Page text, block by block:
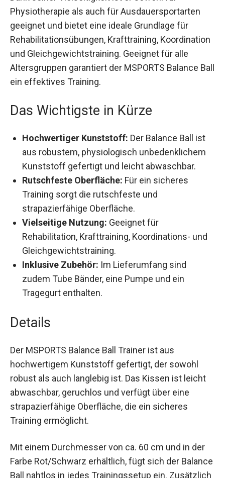
Physiotherapie als auch für Ausdauersportarten
geeignet und bietet eine ideale Grundlage für
Rehabilitationsübungen, Krafttraining,
Koordination und Gleichgewichtstraining.
Geeignet für alle Altersgruppen garantiert der
MSPORTS Balance Ball ein effektives Training.
Das Wichtigste in Kürze
aus robustem, physiologisch unbedenklichem
Kunststoff gefertigt und leicht abwaschbar.
Rutschfeste Oberfläche:Für ein sicheres
Training sorgt die rutschfeste und
strapazierfähige Oberfläche.
Vielseitige Nutzung: Geeignet für
Rehabilitation, Krafttraining, Koordinations- und
Gleichgewichtstraining.
Inklusive Zubehör:Im Lieferumfang sind
zudem Tube Bänder, eine Pumpe und ein
Tragegurt enthalten.
Details
hochwertigem Kunststoff gefertigt, der sowohl
robust als auch langlebig ist. Das Kissen ist leicht
abwaschbar, geruchlos und verfügt über eine
strapazierfähige Oberfläche, die ein sicheres
Training ermöglicht.
Farbe Rot/Schwarz erhältlich, fügt sich der
Balance Ball nahtlos in jedes Trainingssetup ein.